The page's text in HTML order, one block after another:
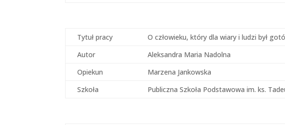
Tytuł pracy
O człowieku, który dla wiary i ludzi był
Autor
Aleksandra Maria Nadolna
Opiekun
Marzena Jankowska
Szkoła
Publiczna Szkoła Podstawowa im. ks.